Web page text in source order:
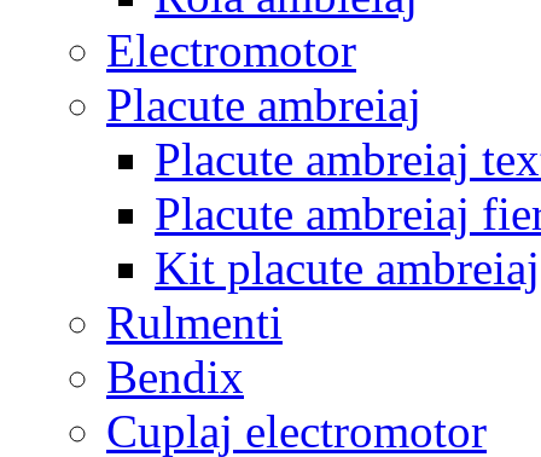
Electromotor
Placute ambreiaj
Placute ambreiaj
Placute ambreiaj
Kit placute ambreiaj
Rulmenti
Bendix
Cuplaj electromotor